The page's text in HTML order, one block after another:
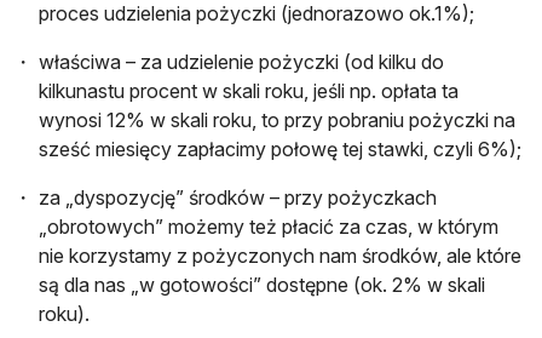
proces udzielenia pożyczki (jednorazowo ok.1%);
właściwa – za udzielenie pożyczki (od kilku do
kilkunastu procent w skali roku, jeśli np. opłata ta
wynosi 12% w skali roku, to przy pobraniu pożyczki na
sześć miesięcy zapłacimy połowę tej stawki, czyli 6%);
za „dyspozycję” środków – przy pożyczkach
„obrotowych” możemy też płacić za czas, w którym
nie korzystamy z pożyczonych nam środków, ale które
są dla nas „w gotowości” dostępne (ok. 2% w skali
roku).